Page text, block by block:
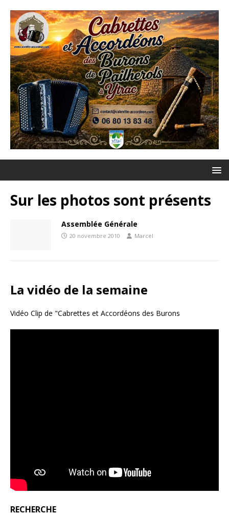
Sur les photos sont présents
Assemblée Générale
20 novembre 2010 Marcel
La vidéo de la semaine
Vidéo Clip de "Cabrettes et Accordéons des Burons
RECHERCHE